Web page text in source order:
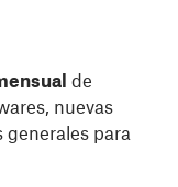
de
nuevas
generales para